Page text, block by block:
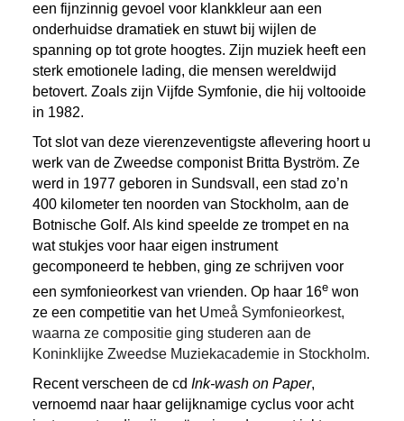
een fijnzinnig gevoel voor klankkleur aan een
onderhuidse dramatiek en stuwt bij wijlen de
spanning op tot grote hoogtes. Zijn muziek heeft een
sterk emotionele lading, die mensen wereldwijd
betovert. Zoals zijn Vijfde Symfonie, die hij voltooide
in 1982.
Tot slot van deze vierenzeventigste aflevering hoort u
werk van de Zweedse componist Britta Byström. Ze
werd in 1977 geboren in Sundsvall, een stad zo’n
400 kilometer ten noorden van Stockholm, aan de
Botnische Golf. Als kind speelde ze trompet en na
wat stukjes voor haar eigen instrument
gecomponeerd te hebben, ging ze schrijven voor
een symfonieorkest van vrienden. Op haar 16e won
ze een competitie van hetUmeå Symfonieorkest,
waarna ze compositie ging studeren aan de
Koninklijke Zweedse Muziekacademie in Stockholm.
Recent verscheen de cd Ink-wash on Paper,
vernoemd naar haar gelijknamige cyclus voor acht